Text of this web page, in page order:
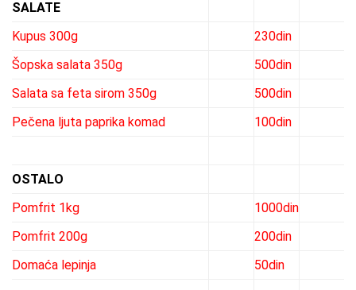
SALATE
Kupus 300g
230din
Šopska salata 350g
500din
Salata sa feta sirom 350g
500din
Pečena ljuta paprika komad
100din
OSTALO
Pomfrit 1kg
1000din
Pomfrit 200g
200din
Domaća lepinja
50din